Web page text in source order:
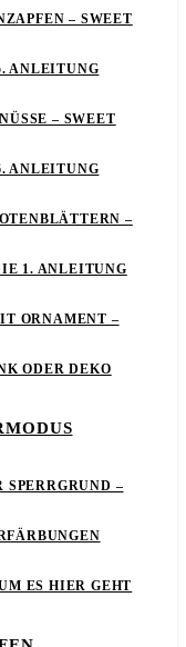
– SWEET
ANLEITUNG
– SWEET
ANLEITUNG
–
1. ANLEITUNG
ORNAMENT –
ODER DEKO
SPERRGRUND –
ES HIER GEHT